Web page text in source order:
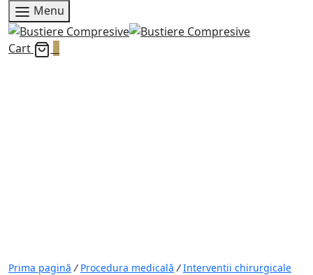
Menu
Cart
Prima pagină / Procedura medicală / Interventii chirurgicale